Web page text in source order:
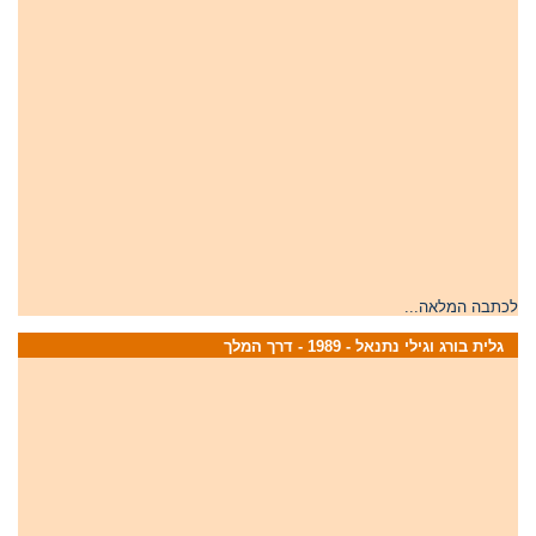
לכתבה המלאה...
גלית בורג וגילי נתנאל - 1989 - דרך המלך